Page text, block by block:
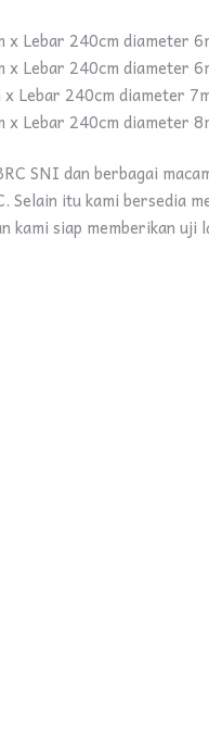
x Lebar 240cm diameter
x Lebar 240cm diameter
Lebar 240cm diameter
x Lebar 240cm diameter
SNI dan berbagai
Selain itu kami bersedia
kami siap memberikan